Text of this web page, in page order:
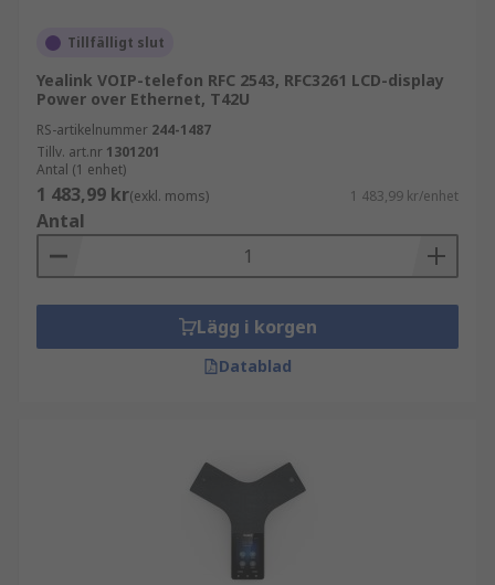
Tillfälligt slut
Yealink VOIP-telefon RFC 2543, RFC3261 LCD-display
Power over Ethernet, T42U
RS-artikelnummer 244-1487
Tillv. art.nr 1301201
Antal (1 enhet)
1 483,99 kr(exkl. moms) 1 483,99 kr/enhet
Antal
Lägg i korgen
Datablad